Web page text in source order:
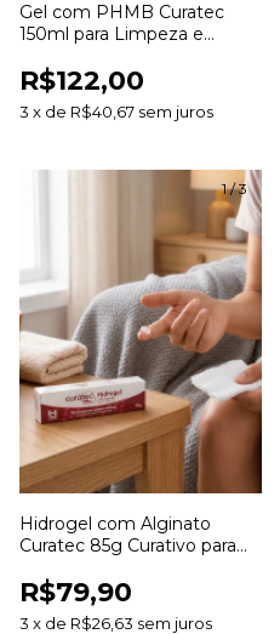
Gel com PHMB Curatec
150ml para Limpeza e
R$122,00
3 x de R$40,67 sem juros
1/3
Hidrogel com Alginato
Curatec 85g Curativo para
Desbridamento de Feridas
R$79,90
3 x de R$26,63 sem juros